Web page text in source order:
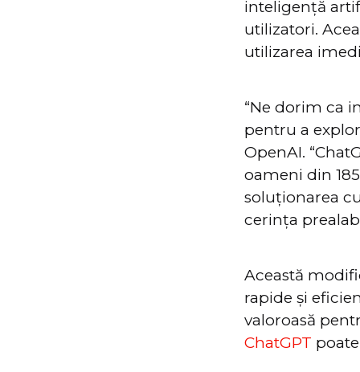
inteligență
utilizatori.
utilizarea
“Ne dorim ca
pentru a
OpenAI.
oameni din
soluționarea
cerința
Această
rapide și
valoroasă
ChatGPT